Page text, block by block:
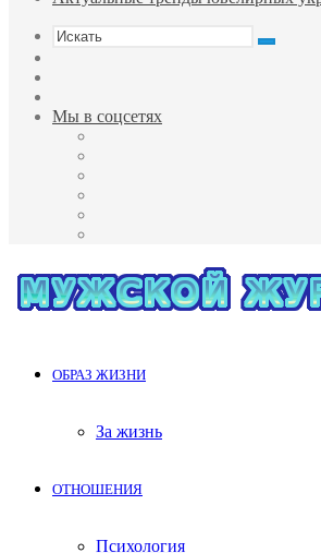
Искать
Мы в соцсетях
Меню
ОБРАЗ ЖИЗНИ
За жизнь
ОТНОШЕНИЯ
Психология